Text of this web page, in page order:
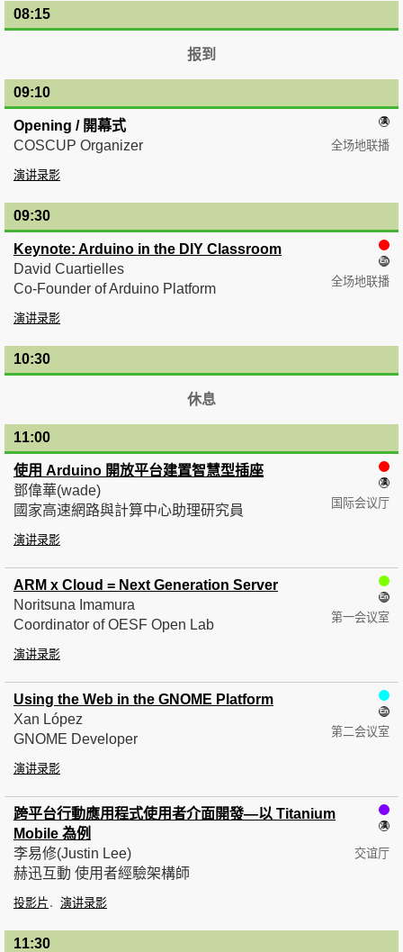
08:15
报到
09:10
Opening / 開幕式
全场地联播
COSCUP Organizer
演讲录影
09:30
Keynote: Arduino in the DIY Classroom
全场地联播
David Cuartielles
Co-Founder of Arduino Platform
演讲录影
10:30
休息
11:00
使用 Arduino 開放平台建置智慧型插座
国际会议厅
鄧偉華(wade)
國家高速網路與計算中心助理研究員
演讲录影
ARM x Cloud = Next Generation Server
第一会议室
Noritsuna Imamura
Coordinator of OESF Open Lab
演讲录影
Using the Web in the GNOME Platform
第二会议室
Xan López
GNOME Developer
演讲录影
跨平台行動應用程式使用者介面開發—以 Titanium
Mobile 為例
交谊厅
李易修(Justin Lee)
赫迅互動 使用者經驗架構師
投影片 演讲录影
11:30